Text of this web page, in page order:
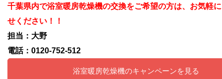
千葉県内で浴室暖房乾燥機の交換をご希望の方は、お気軽
せください！！
担当：大野
電話：0120-752-512
浴室暖房乾燥機のキャンペーンを見る